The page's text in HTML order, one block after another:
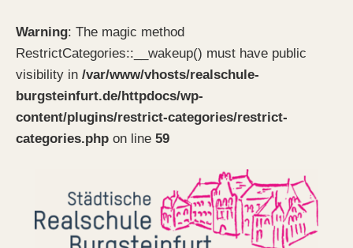
Warning: The magic method
RestrictCategories::__wakeup() must have public
visibility in /var/www/vhosts/realschule-
burgsteinfurt.de/httpdocs/wp-
content/plugins/restrict-categories/restrict-
categories.php on line 59